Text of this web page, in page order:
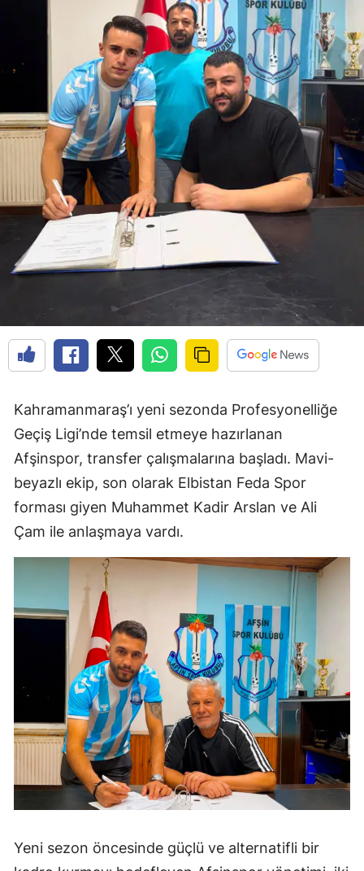
Kahramanmaraş’ı yeni sezonda Profesyonelliğe
Geçiş Ligi’nde temsil etmeye hazırlanan
Afşinspor, transfer çalışmalarına başladı. Mavi-
beyazlı ekip, son olarak Elbistan Feda Spor
forması giyen Muhammet Kadir Arslan ve Ali
Çam ile anlaşmaya vardı.
Yeni sezon öncesinde güçlü ve alternatifli bir